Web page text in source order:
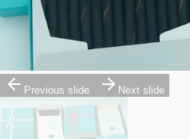
Previous slide Next slide